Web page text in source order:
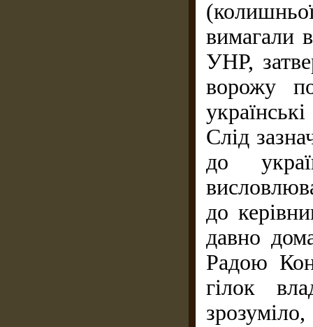
вимагали
УНР,
ворожу
Слід
до
до
давно
Радою
гілок